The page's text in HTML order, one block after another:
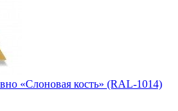
«Слоновая кость» (RAL-1014)